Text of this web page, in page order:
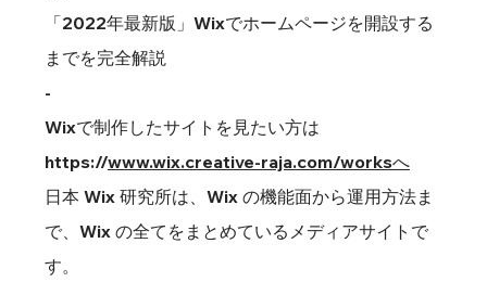
「2022年最新版」Wixでホームページを開設する
までを完全解説
-
Wixで制作したサイトを見たい方は
https://www.wix.creative-raja.com/worksへ
日本 Wix 研究所は、Wix の機能面から運用方法ま
で、Wix の全てをまとめているメディアサイトで
す。